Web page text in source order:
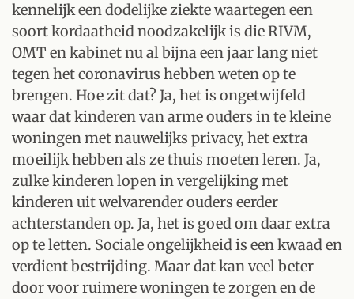
kennelijk een dodelijke ziekte waartegen een
soort kordaatheid noodzakelijk is die RIVM,
OMT en kabinet nu al bijna een jaar lang niet
tegen het coronavirus hebben weten op te
brengen. Hoe zit dat? Ja, het is ongetwijfeld
waar dat kinderen van arme ouders in te kleine
woningen met nauwelijks privacy, het extra
moeilijk hebben als ze thuis moeten leren. Ja,
zulke kinderen lopen in vergelijking met
kinderen uit welvarender ouders eerder
achterstanden op. Ja, het is goed om daar extra
op te letten. Sociale ongelijkheid is een kwaad en
verdient bestrijding. Maar dat kan veel beter
door voor ruimere woningen te zorgen en de